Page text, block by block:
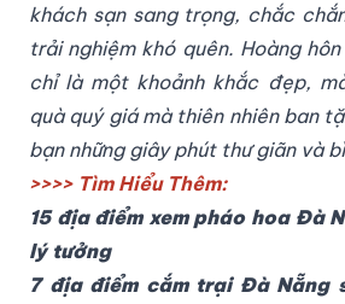
khách sạn sang trọng, chắc
trải nghiệm khó quên. Hoàng
chỉ là một khoảnh khắc đẹp,
quà quý giá mà thiên nhiên ban
bạn những giây phút thư giãn và
>>>> Tìm Hiểu Thêm:
15 địa điểm xem pháo hoa Đà
lý tưởng
7 địa điểm cắm trại Đà Nẵng